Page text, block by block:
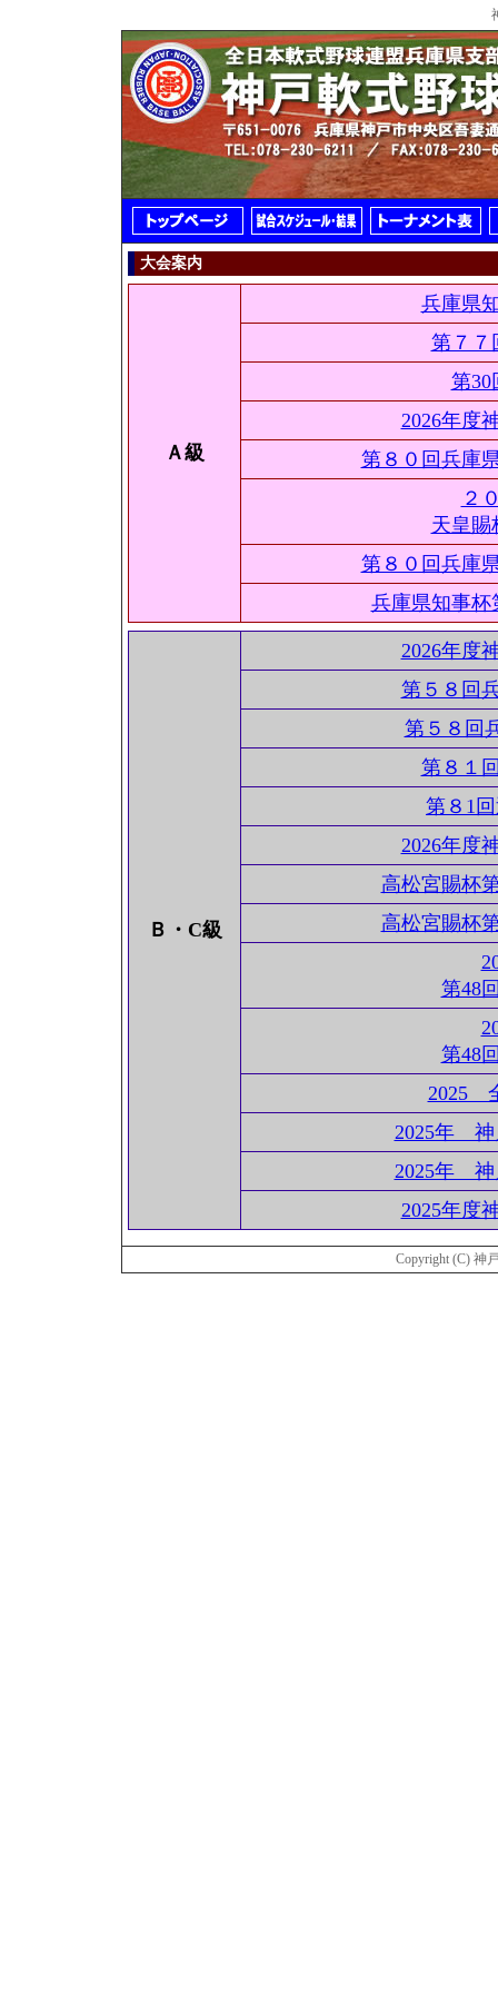
大会案内
Ａ級
兵庫県
第７７
第30
2026年度
第８０回兵庫
２
天皇賜
第８０回兵庫
兵庫県知事杯
Ｂ・C級
2026年度
第５８回
第５８回
第８１
第８1
2026年度
高松宮賜杯
高松宮賜杯
第48
第48
2025
2025年 神
2025年 神
2025年度
Copyright (C) 神